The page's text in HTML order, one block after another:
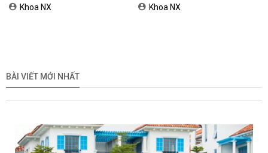
2026Khoa NX
NamKhoa NX
BÀI VIẾT MỚI NHẤT